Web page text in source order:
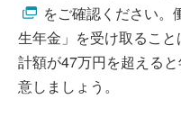
をご確認ください。
生年金」を受け取るこ
計額が47万円を超える
意しましょう。